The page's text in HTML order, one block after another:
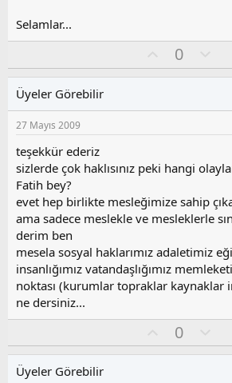
Selamlar...
y
0
l
s
u
o
y
l
a
Üyeler Görebilir
27 Mayıs 2009
teşekkür ederiz
sizlerde çok haklısınız peki hangi
Fatih bey?
evet hep birlikte mesleğimize sahip
ama sadece meslekle ve mesleklerle
derim ben
mesela sosyal haklarımız adaletimiz
insanlığımız vatandaşlığımız
noktası (kurumlar topraklar kaynaklar
ne dersiniz...
y
0
l
Üyeler Görebilir